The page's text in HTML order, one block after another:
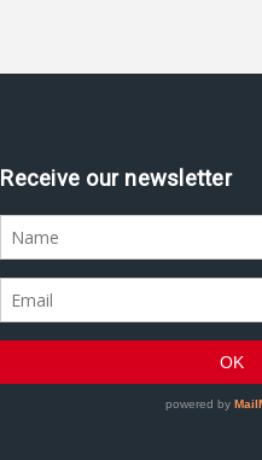
Receive our newsletter